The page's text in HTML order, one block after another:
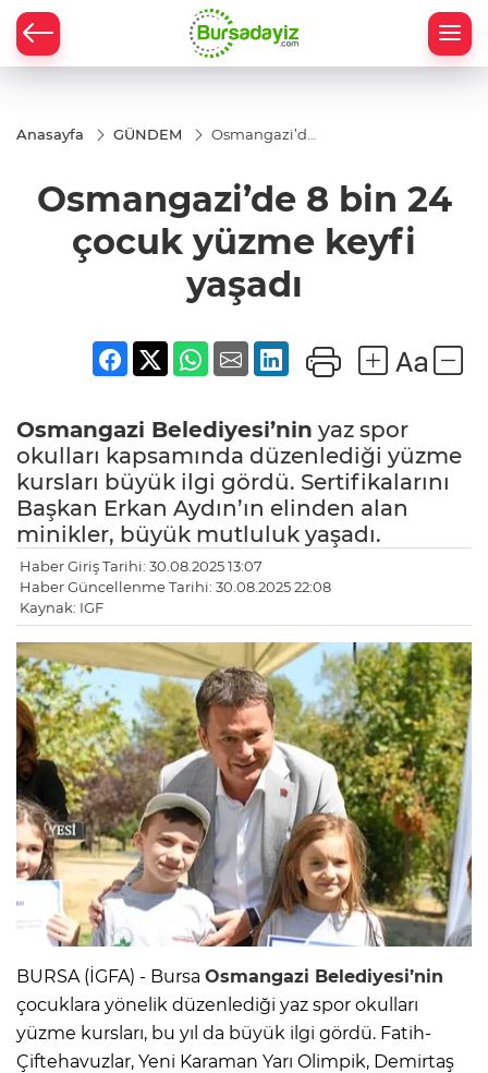
Anasayfa GÜNDEM
Osmangazi’de
yaşadı
Osmangazi’de 8 bin 24
çocuk yüzme keyfi
yaşadı
Osmangazi Belediyesi’nin yaz spor
okulları kapsamında düzenlediği yüzme
kursları büyük ilgi gördü. Sertifikalarını
Başkan Erkan Aydın’ın elinden alan
minikler, büyük mutluluk yaşadı.
Haber Giriş Tarihi: 30.08.2025 13:07
Haber Güncellenme Tarihi: 30.08.2025 22:08
Kaynak: IGF
BURSA (İGFA) - Bursa Osmangazi Belediyesi’nin
çocuklara yönelik düzenlediği yaz spor okulları
yüzme kursları, bu yıl da büyük ilgi gördü. Fatih-
Çiftehavuzlar, Yeni Karaman Yarı Olimpik, Demirtaş